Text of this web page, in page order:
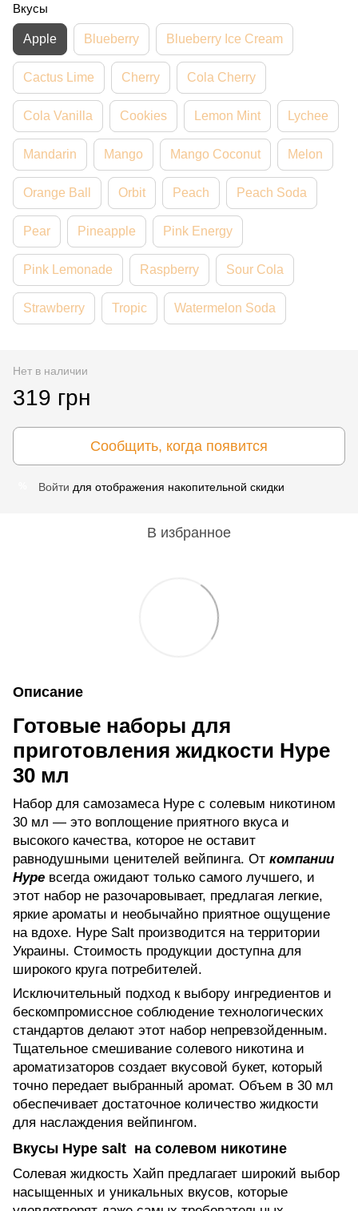
Вкусы
Apple Blueberry Blueberry Ice Cream
Cactus Lime Cherry Cola Cherry
Cola Vanilla Cookies Lemon Mint Lychee
Mandarin Mango Mango Coconut Melon
Orange Ball Orbit Peach Peach Soda
Pear Pineapple Pink Energy
Pink Lemonade Raspberry Sour Cola
Strawberry Tropic Watermelon Soda
Нет в наличии
319 грн
Сообщить, когда появится
Войти для отображения накопительной скидки
В избранное
Описание
Готовые наборы для
приготовления жидкости Hype
30 мл
Набор для самозамеса Hype с солевым никотином
30 мл — это воплощение приятного вкуса и
высокого качества, которое не оставит
равнодушными ценителей вейпинга. От компании
Hype всегда ожидают только самого лучшего, и
этот набор не разочаровывает, предлагая легкие,
яркие ароматы и необычайно приятное ощущение
на вдохе. Hype Salt производится на территории
Украины. Стоимость продукции доступна для
широкого круга потребителей.
Исключительный подход к выбору ингредиентов и
бескомпромиссное соблюдение технологических
стандартов делают этот набор непревзойденным.
Тщательное смешивание солевого никотина и
ароматизаторов создает вкусовой букет, который
точно передает выбранный аромат. Объем в 30 мл
обеспечивает достаточное количество жидкости
для наслаждения вейпингом.
Вкусы Hype salt на солевом никотине
Солевая жидкость Хайп предлагает широкий выбор
насыщенных и уникальных вкусов, которые